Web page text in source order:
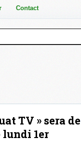
Contact
TV » sera de
lundi 1er